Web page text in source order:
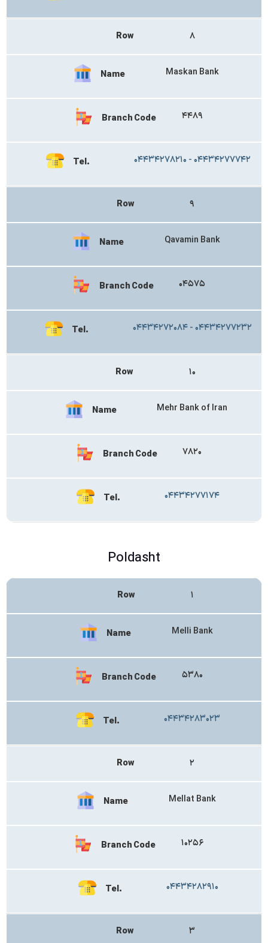
Row ۸
Name Maskan Bank
Branch Code ۴۴۸۹
Tel. ۰۴۴۳۴۲۷۸۲۱۰ - ۰۴۴۳۴۲۷۷۷۴۲
Row ۹
Name Qavamin Bank
Branch Code ۰۴۵۷۵
Tel. ۰۴۴۳۴۲۷۲۰۸۴ - ۰۴۴۳۴۲۷۷۲۳۲
Row ۱۰
Name Mehr Bank of Iran
Branch Code ۷۸۲۰
Tel. ۰۴۴۳۴۲۷۷۱۷۴
Poldasht
Row ۱
Name Melli Bank
Branch Code ۵۳۸۰
Tel. ۰۴۴۳۴۲۸۳۰۲۳
Row ۲
Name Mellat Bank
Branch Code ۱۰۲۵۶
Tel. ۰۴۴۳۴۲۸۲۹۱۰
Row ۳